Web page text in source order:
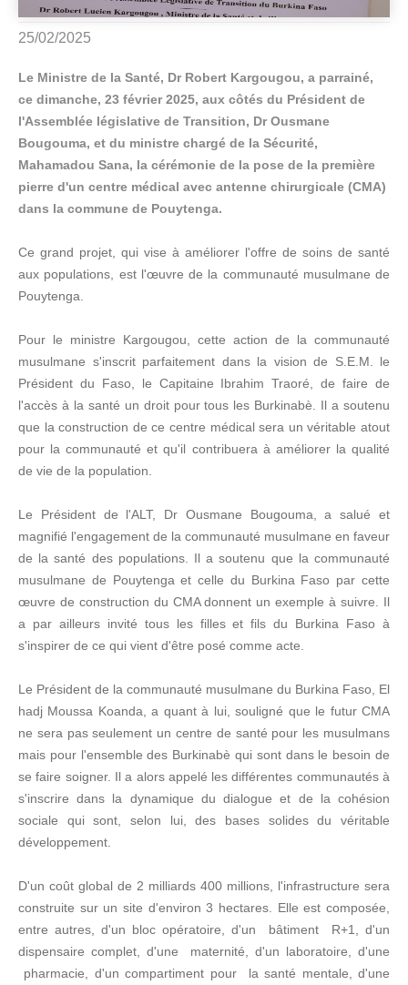
25/02/2025
Le Ministre de la Santé, Dr Robert Kargougou, a parrainé,
ce dimanche, 23 février 2025, aux côtés du Président de
l'Assemblée législative de Transition, Dr Ousmane
Bougouma, et du ministre chargé de la Sécurité,
Mahamadou Sana, la cérémonie de la pose de la première
pierre d'un centre médical avec antenne chirurgicale (CMA)
dans la commune de Pouytenga.
Ce grand projet, qui vise à améliorer l'offre de soins de santé
aux populations, est l'œuvre de la communauté musulmane de
Pouytenga.
Pour le ministre Kargougou, cette action de la communauté
musulmane s'inscrit parfaitement dans la vision de S.E.M. le
Président du Faso, le Capitaine Ibrahim Traoré, de faire de
l'accès à la santé un droit pour tous les Burkinabè. Il a soutenu
que la construction de ce centre médical sera un véritable atout
pour la communauté et qu'il contribuera à améliorer la qualité
de vie de la population.
Le Président de l'ALT, Dr Ousmane Bougouma, a salué et
magnifié l'engagement de la communauté musulmane en faveur
de la santé des populations. Il a soutenu que la communauté
musulmane de Pouytenga et celle du Burkina Faso par cette
œuvre de construction du CMA donnent un exemple à suivre. Il
a par ailleurs invité tous les filles et fils du Burkina Faso à
s'inspirer de ce qui vient d'être posé comme acte.
Le Président de la communauté musulmane du Burkina Faso, El
hadj Moussa Koanda, a quant à lui, souligné que le futur CMA
ne sera pas seulement un centre de santé pour les musulmans
mais pour l'ensemble des Burkinabè qui sont dans le besoin de
se faire soigner. Il a alors appelé les différentes communautés à
s'inscrire dans la dynamique du dialogue et de la cohésion
sociale qui sont, selon lui, des bases solides du véritable
développement.
D'un coût global de 2 milliards 400 millions, l'infrastructure sera
construite sur un site d'environ 3 hectares. Elle est composée,
entre autres, d'un bloc opératoire, d'un bâtiment R+1, d'un
dispensaire complet, d'une maternité, d'un laboratoire, d'une
pharmacie, d'un compartiment pour la santé mentale, d'une